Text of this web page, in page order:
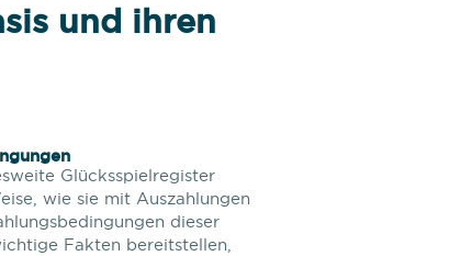
und ihren
Glücksspielregister
wie sie mit Auszahlungen
dieser
Fakten bereitstellen,